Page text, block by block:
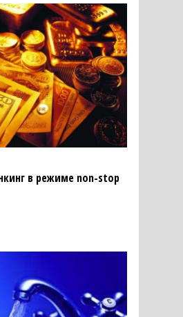
в режиме non-stop